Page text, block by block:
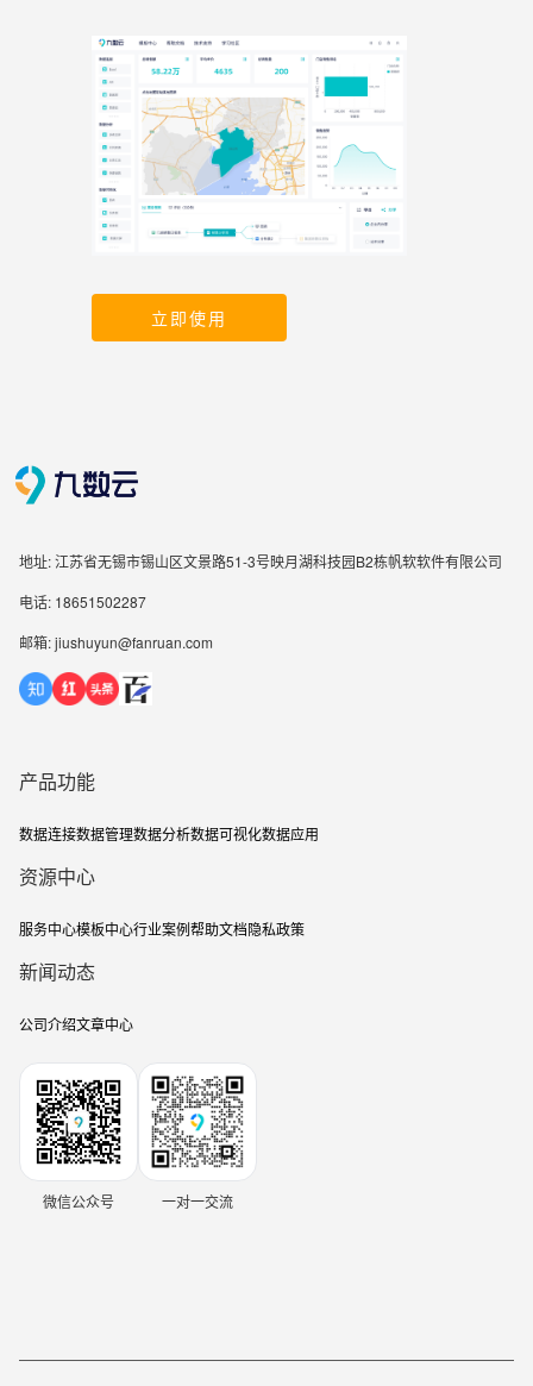
立即使用
地址: 江苏省无锡市锡山区文景路51-3号映月湖科技园B2栋帆软软件有限公司
电话: 18651502287
邮箱: jiushuyun@fanruan.com
产品功能
数据连接数据管理数据分析数据可视化数据应用
资源中心
服务中心模板中心行业案例帮助文档隐私政策
新闻动态
公司介绍文章中心
微信公众号 一对一交流